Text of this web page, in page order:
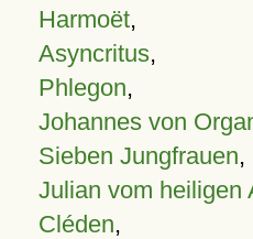
Harmoët,
Asyncritus,
Phlegon,
Johannes von
Sieben Jungfrauen,
Julian vom heiligen
Cléden,